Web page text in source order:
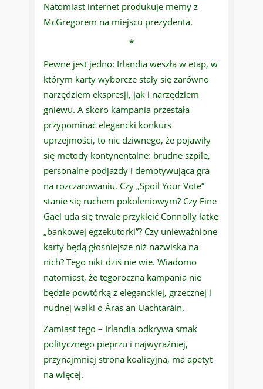
Natomiast internet produkuje memy z
McGregorem na miejscu prezydenta.
*
Pewne jest jedno: Irlandia weszła w etap, w
którym karty wyborcze stały się zarówno
narzędziem ekspresji, jak i narzędziem
gniewu. A skoro kampania przestała
przypominać elegancki konkurs
uprzejmości, to nic dziwnego, że pojawiły
się metody kontynentalne: brudne szpile,
personalne podjazdy i demotywująca gra
na rozczarowaniu. Czy „Spoil Your Vote”
stanie się ruchem pokoleniowym? Czy Fine
Gael uda się trwale przykleić Connolly łatkę
„bankowej egzekutorki”? Czy unieważnione
karty będą głośniejsze niż nazwiska na
nich? Tego nikt dziś nie wie. Wiadomo
natomiast, że tegoroczna kampania nie
będzie powtórką z eleganckiej, grzecznej i
nudnej walki o Áras an Uachtaráin.
Zamiast tego – Irlandia odkrywa smak
politycznego pieprzu i najwyraźniej,
przynajmniej strona koalicyjna, ma apetyt
na więcej.